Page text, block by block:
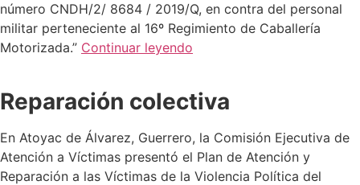
número CNDH/2/ 8684 / 2019/Q, en contra del personal
militar perteneciente al 16º Regimiento de Caballería
Motorizada.” Continuar leyendo
Reparación colectiva
En Atoyac de Álvarez, Guerrero, la Comisión Ejecutiva de
Atención a Víctimas presentó el Plan de Atención y
Reparación a las Víctimas de la Violencia Política del